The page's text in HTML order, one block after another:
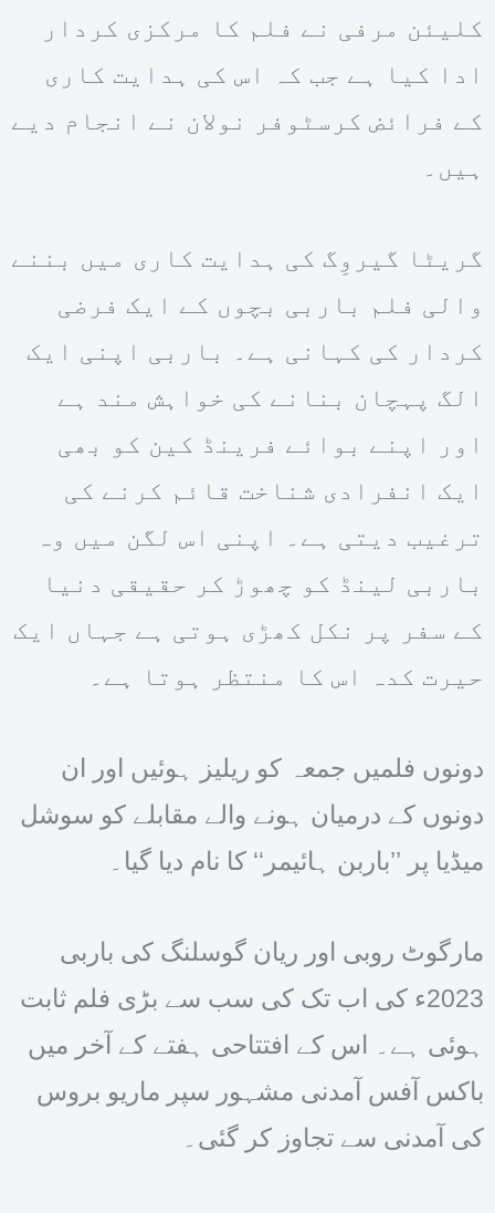
کلیئن مرفی نے فلم کا مرکزی کردار
ادا کیا ہے جب کہ اس کی ہدایت کاری
کے فرائض کرسٹوفر نولان نے انجام دیے
ہیں۔
گریٹا گیروِگ کی ہدایت کاری میں بننے
والی فلم باربی بچوں کے ایک فرضی
کردار کی کہانی ہے۔ باربی اپنی ایک
الگ پہچان بنانے کی خواہش مند ہے
اور اپنے بوائے فرینڈ کین کو بھی
ایک انفرادی شناخت قائم کرنے کی
ترغیب دیتی ہے۔ اپنی اس لگن میں وہ
باربی لینڈ کو چھوڑ کر حقیقی دنیا
کے سفر پر نکل کھڑی ہوتی ہے جہاں ایک
حیرت کدہ اس کا منتظر ہوتا ہے۔
دونوں فلمیں جمعہ کو ریلیز ہوئیں اور ان
دونوں کے درمیان ہونے والے مقابلے کو سوشل
میڈیا پر ’’باربن ہائیمر‘‘ کا نام دیا گیا۔
مارگوٹ روبی اور ریان گوسلنگ کی باربی
2023ء کی اب تک کی سب سے بڑی فلم ثابت
ہوئی ہے۔ اس کے افتتاحی ہفتے کے آخر میں
باکس آفس آمدنی مشہور سپر ماریو بروس
کی آمدنی سے تجاوز کر گئی۔